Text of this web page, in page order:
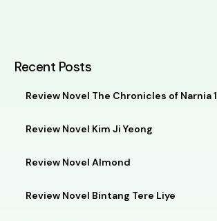
Recent Posts
Review Novel The Chronicles of Narnia 1
Review Novel Kim Ji Yeong
Review Novel Almond
Review Novel Bintang Tere Liye